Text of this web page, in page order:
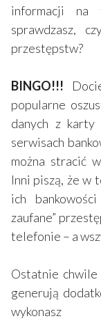
informacji na
sprawdzasz,
przestępstw?
BINGO!!!
popularne
danych z karty
serwisach
można stracić
Inni piszą, że w
ich
zaufane”
telefonie – a
Ostatnie chwile
generują
wykonasz